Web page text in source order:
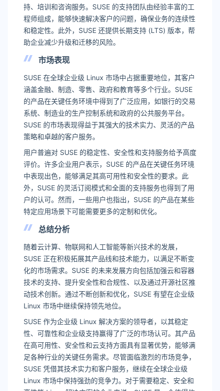
持、培训和咨询服务。SUSE 的支持团队由经验丰富的工
程师组成，能够快速解决客户的问题，确保业务的连续性
和稳定性。此外，SUSE 还提供长期支持 (LTS) 版本，帮
助企业减少升级和迁移的风险。
市场表现
SUSE 在全球企业级 Linux 市场中占据重要地位，其客户
涵盖金融、制造、零售、政府和教育等多个行业。SUSE
的产品在关键任务环境中得到了广泛应用，如银行的交易
系统、制造业的生产控制系统和政府的公共服务平台。
SUSE 的市场表现得益于其强大的技术实力、灵活的产品
策略和卓越的客户服务。
用户普遍对 SUSE 的稳定性、安全性和支持服务给予高度
评价。许多企业用户表示，SUSE 的产品在关键任务环境
中表现出色，能够满足其高可用性和安全性的要求。此
外，SUSE 的灵活订阅模式和全面的支持服务也得到了用
户的认可。然而，一些用户也指出，SUSE 的产品在某些
特定应用场景下可能需要更多的定制和优化。
总结分析
随着云计算、物联网和人工智能等新兴技术的发展，
SUSE 正在积极拓展其产品线和技术能力，以满足不断变
化的市场需求。SUSE 的未来发展方向包括加强云和容器
技术的支持、提升安全性和合规性、以及通过开源社区推
动技术创新。通过不断创新和优化，SUSE 有望在企业级
Linux 市场中继续保持领先地位。
SUSE 作为企业级 Linux 解决方案的领导者，以其稳定
性、可靠性和企业级支持赢得了广泛的市场认可。其产品
在高可用性、安全性和云支持方面具有显著优势，能够满
足各种行业的关键任务需求。尽管面临激烈的市场竞争，
SUSE 凭借其技术实力和客户服务，继续在全球企业级
Linux 市场中保持强劲的竞争力。对于需要稳定、安全和